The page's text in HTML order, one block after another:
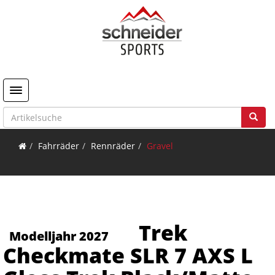
Toggle navigation
Fahrräder Rennräder Gravel
Modelljahr 2027
Trek
Checkmate SLR 7 AXS L